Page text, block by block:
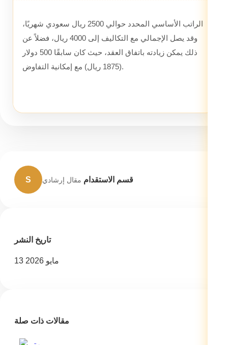
الراتب الأساسي المحدد حوالي 2500 ريال سعودي شهريًا،
وقد يصل الإجمالي مع التكاليف إلى 4000 ريال، فضلاً عن
ذلك يمكن زيادته باتفاق العقد، حيث كان سابقًا 500 دولار
(1875 ريال) مع إمكانية التفاوض.
S قسم الاستقدام مقال إرشادي
تاريخ النشر
13 مايو 2026
مقالات ذات صلة